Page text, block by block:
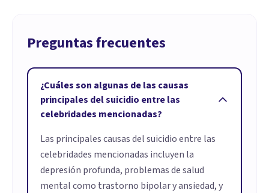
Preguntas frecuentes
¿Cuáles son algunas de las causas
principales del suicidio entre las
celebridades mencionadas?
Las principales causas del suicidio entre las
celebridades mencionadas incluyen la
depresión profunda, problemas de salud
mental como trastorno bipolar y ansiedad, y